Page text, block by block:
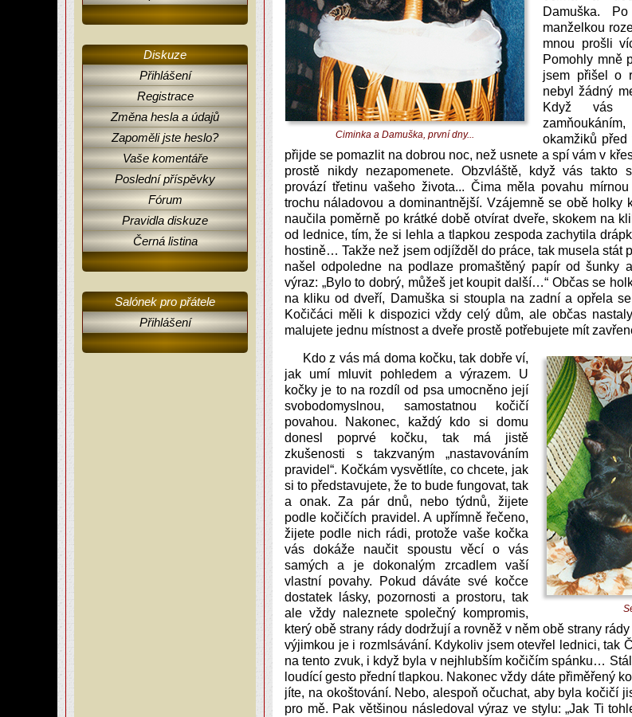
Diskuze
Přihlášení
Registrace
Změna hesla a údajů
Zapoměli jste heslo?
Vaše komentáře
Poslední příspěvky
Fórum
Pravidla diskuze
Černá listina
Salónek pro přátele
Přihlášení
Čiminka a Damuška, první dny...
Damuška.
manželkou
mnou prošli
Pomohly mně
jsem přišel o
nebyl žádný
Když vás
okamžiků před
přijde se pomazlit na dobrou noc, než usnete a spí vám v
prostě nikdy nezapomenete. Obzvláště, když vás takto
provází třetinu vašeho života... Čima měla povahu
trochu náladovou a dominantnější. Vzájemně se obě holky
naučila poměrně po krátké době otvírat dveře, skokem na
od lednice, tím, že si lehla a tlapkou zespoda zachytila
hostině… Takže než jsem odjížděl do práce, tak musela stát
našel odpoledne na podlaze promaštěný papír od šunky
výraz: „Bylo to dobrý, můžeš jet koupit další…“ Občas se
na kliku od dveří, Damuška si stoupla na zadní a opřela
Kočičáci měli k dispozici vždy celý dům, ale občas
malujete jednu místnost a dveře prostě potřebujete mít
Kdo z vás má doma kočku, tak dobře ví,
jak umí mluvit pohledem a výrazem. U
kočky je to na rozdíl od psa umocněno její
svobodomyslnou, samostatnou kočičí
povahou. Nakonec, každý kdo si domu
donesl poprvé kočku, tak má jistě
zkušenosti s takzvaným „nastavováním
pravidel“. Kočkám vysvětlíte, co chcete, jak
si to představujete, že to bude fungovat, tak
a onak. Za pár dnů, nebo týdnů, žijete
podle kočičích pravidel. A upřímně řečeno,
žijete podle nich rádi, protože vaše kočka
vás dokáže naučit spoustu věcí o vás
samých a je dokonalým zrcadlem vaší
vlastní povahy. Pokud dáváte své kočce
dostatek lásky, pozornosti a prostoru, tak
ale vždy naleznete společný kompromis,
který obě strany rády dodržují a rovněž v něm obě strany
výjimkou je i rozmlsávání. Kdykoliv jsem otevřel lednici, tak
na tento zvuk, i když byla v nejhlubším kočičím spánku…
loudící gesto přední tlapkou. Nakonec vždy dáte přiměřený
jíte, na okoštování. Nebo, alespoň očuchat, aby byla kočičí
pro mě. Pak většinou následoval výraz ve stylu: „Jak Ti